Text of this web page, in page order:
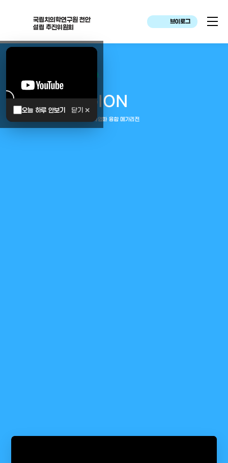
국립치의학연구원 천안
설립 추진위원회
브이로그
오늘 하루 안보기 닫기 ✕
대한민국은 두번이나 약속하였습니다.
MEGAREGION
중부권 전체를 잇는 연구–임상–평가–사업화 융합 메가리전